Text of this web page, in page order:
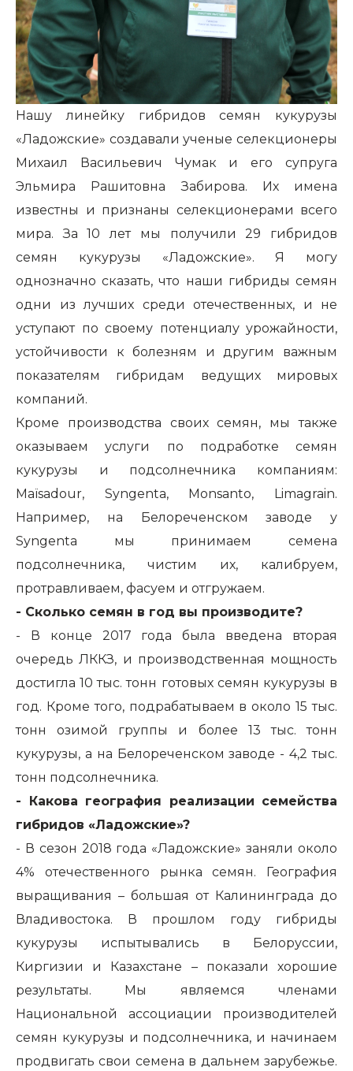
Нашу линейку гибридов семян кукурузы
«Ладожские» создавали ученые селекционеры
Михаил Васильевич Чумак и его супруга
Эльмира Рашитовна Забирова. Их имена
известны и признаны селекционерами всего
мира. За 10 лет мы получили 29 гибридов
семян кукурузы «Ладожские». Я могу
однозначно сказать, что наши гибриды семян
одни из лучших среди отечественных, и не
уступают по своему потенциалу урожайности,
устойчивости к болезням и другим важным
показателям гибридам ведущих мировых
компаний.
Кроме производства своих семян, мы также
оказываем услуги по подработке семян
кукурузы и подсолнечника компаниям:
Maïsadour, Syngenta, Monsanto, Limagrain.
Например, на Белореченском заводе у
Syngenta мы принимаем семена
подсолнечника, чистим их, калибруем,
протравливаем, фасуем и отгружаем.
- Сколько семян в год вы производите?
- В конце 2017 года была введена вторая
очередь ЛККЗ, и производственная мощность
достигла 10 тыс. тонн готовых семян кукурузы в
год. Кроме того, подрабатываем в около 15 тыс.
тонн озимой группы и более 13 тыс. тонн
кукурузы, а на Белореченском заводе - 4,2 тыс.
тонн подсолнечника.
- Какова география реализации семейства
гибридов «Ладожские»?
- В сезон 2018 года «Ладожские» заняли около
4% отечественного рынка семян. География
выращивания – большая от Калининграда до
Владивостока. В прошлом году гибриды
кукурузы испытывались в Белоруссии,
Киргизии и Казахстане – показали хорошие
результаты. Мы являемся членами
Национальной ассоциации производителей
семян кукурузы и подсолнечника, и начинаем
продвигать свои семена в дальнем зарубежье.